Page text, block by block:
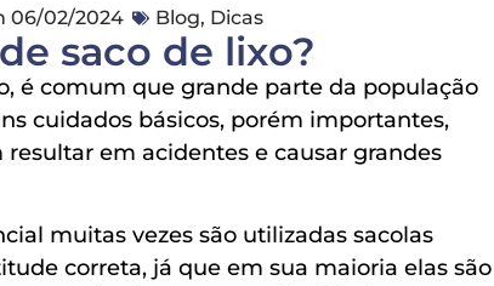
06/02/2024 Blog, Dicas
saco de lixo?
é comum que grande parte da população
cuidados básicos, porém importantes,
em acidentes e causar grandes
muitas vezes são utilizadas sacolas
correta, já que em sua maioria elas são